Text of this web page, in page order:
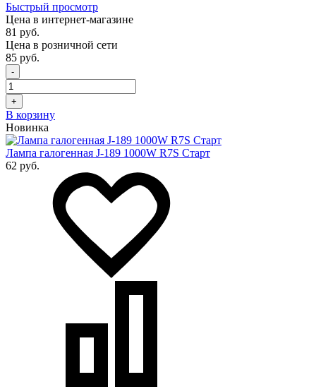
Быстрый просмотр
Цена в интернет-магазине
81 руб.
Цена в розничной сети
85 руб.
-
+
В корзину
Новинка
Лампа галогенная J-189 1000W R7S Старт
62 руб.